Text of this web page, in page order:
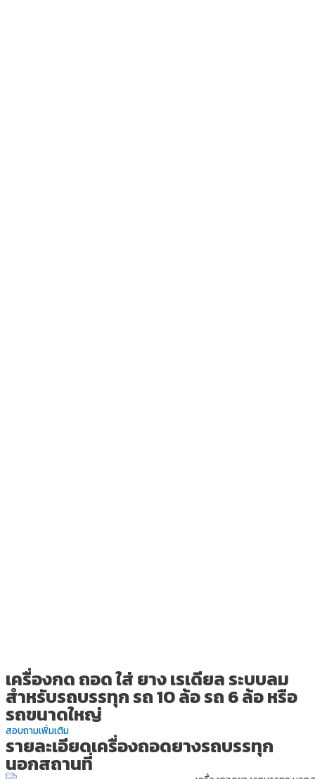
เครื่องกด ถอด ใส่ ยาง เรเดียล ระบบลม
สำหรับรถบรรทุก รถ 10 ล้อ รถ 6 ล้อ หรือ
รถขนาดใหญ่
สอบถามเพิ่มเติม
รายละเอียดเครื่องถอดยางรถบรรทุก
นอกสถานที่